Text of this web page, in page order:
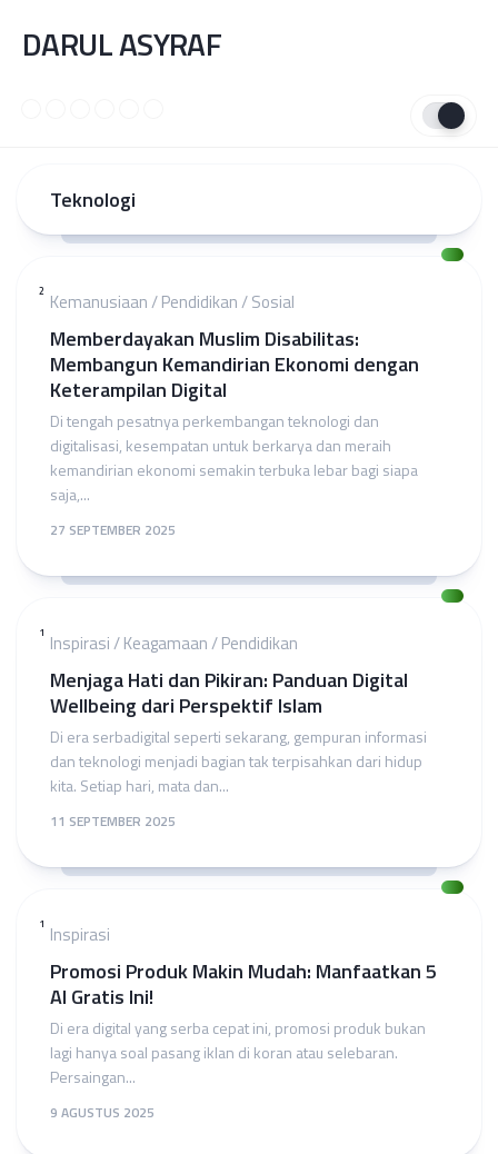
content
DARUL ASYRAF
Teknologi
2 Kemanusiaan/Pendidikan/Sosial
Memberdayakan Muslim Disabilitas:
Membangun Kemandirian Ekonomi dengan
Keterampilan Digital
Di tengah pesatnya perkembangan teknologi dan
digitalisasi, kesempatan untuk berkarya dan meraih
kemandirian ekonomi semakin terbuka lebar bagi siapa
saja,...
27 SEPTEMBER 2025
1 Inspirasi/Keagamaan/Pendidikan
Menjaga Hati dan Pikiran: Panduan Digital
Wellbeing dari Perspektif Islam
Di era serbadigital seperti sekarang, gempuran informasi
dan teknologi menjadi bagian tak terpisahkan dari hidup
kita. Setiap hari, mata dan...
11 SEPTEMBER 2025
1 Inspirasi
Promosi Produk Makin Mudah: Manfaatkan 5
AI Gratis Ini!
Di era digital yang serba cepat ini, promosi produk bukan
lagi hanya soal pasang iklan di koran atau selebaran.
Persaingan...
9 AGUSTUS 2025